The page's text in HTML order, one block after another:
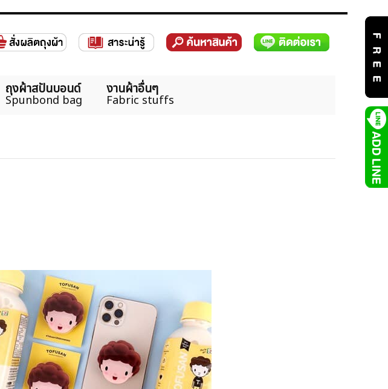
ถุงผ้าสปันบอนด์
Spunbond bag
งานผ้าอื่นๆ
Fabric stuffs